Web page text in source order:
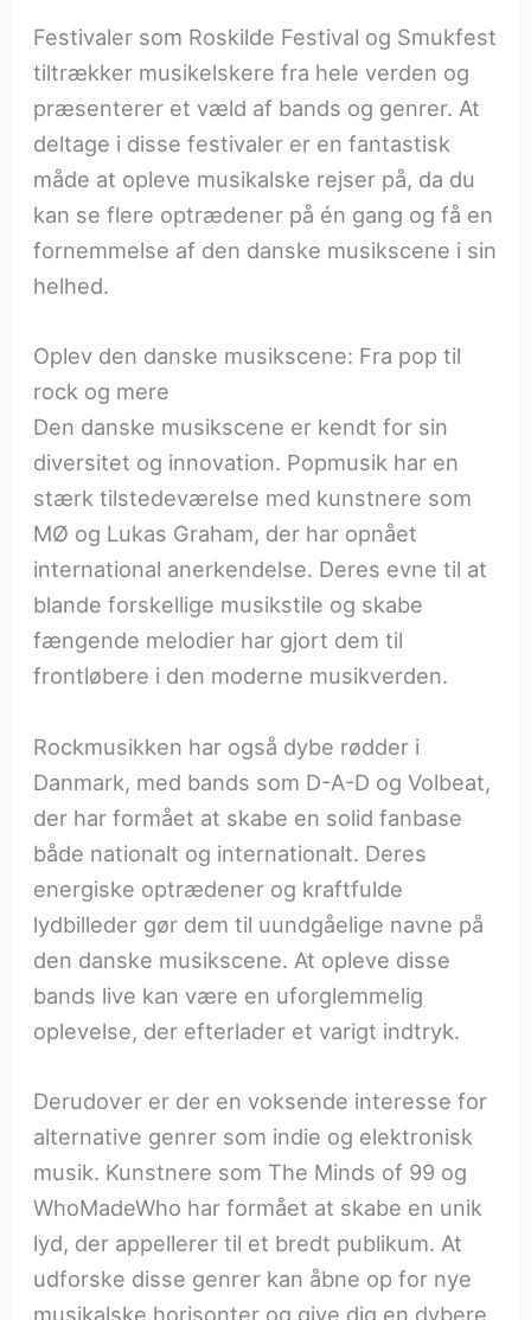
Festivaler som Roskilde Festival og Smukfest
tiltrækker musikelskere fra hele verden og
præsenterer et væld af bands og genrer. At
deltage i disse festivaler er en fantastisk
måde at opleve musikalske rejser på, da du
kan se flere optrædener på én gang og få en
fornemmelse af den danske musikscene i sin
helhed.
Oplev den danske musikscene: Fra pop til
rock og mere
Den danske musikscene er kendt for sin
diversitet og innovation. Popmusik har en
stærk tilstedeværelse med kunstnere som
MØ og Lukas Graham, der har opnået
international anerkendelse. Deres evne til at
blande forskellige musikstile og skabe
fængende melodier har gjort dem til
frontløbere i den moderne musikverden.
Rockmusikken har også dybe rødder i
Danmark, med bands som D-A-D og Volbeat,
der har formået at skabe en solid fanbase
både nationalt og internationalt. Deres
energiske optrædener og kraftfulde
lydbilleder gør dem til uundgåelige navne på
den danske musikscene. At opleve disse
bands live kan være en uforglemmelig
oplevelse, der efterlader et varigt indtryk.
Derudover er der en voksende interesse for
alternative genrer som indie og elektronisk
musik. Kunstnere som The Minds of 99 og
WhoMadeWho har formået at skabe en unik
lyd, der appellerer til et bredt publikum. At
udforske disse genrer kan åbne op for nye
musikalske horisonter og give dig en dybere